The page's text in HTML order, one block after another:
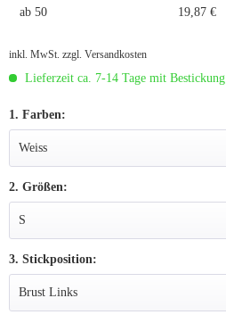
ab 50 19,87 €
inkl. MwSt. zzgl. Versandkosten
Lieferzeit ca. 7-14 Tage mit Bestickung
1. Farben:
2. Größen:
3. Stickposition: